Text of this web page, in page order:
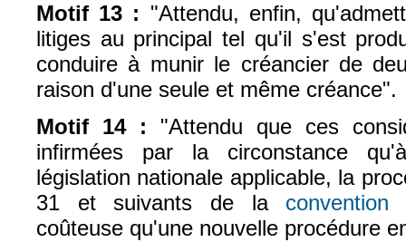
Motif 13 : "Attendu, enfin,
litiges au principal tel qu'il s'est
conduire à munir le créancier de
raison d'une seule et même créance".
Motif 14 :
"Attendu que ces
infirmées par la circonstance
législation nationale applicable, la
31 et suivants de la convention
coûteuse qu'une nouvelle procédure